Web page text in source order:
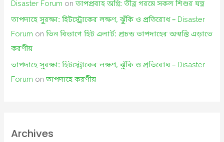
Disaster Forum onতাপপ্রবাহ অগ্নি: তীব্র গরমে সকল শিশুর যত্ন
তাপদাহে সুরক্ষা: হিটস্ট্রোকের লক্ষণ, ঝুঁকি ও প্রতিরোধ – Disaster
Forum onতিন বিভাগে হিট এলার্ট: প্রচন্ড তাপদাহের অস্বস্তি এড়াতে
করণীয়
তাপদাহে সুরক্ষা: হিটস্ট্রোকের লক্ষণ, ঝুঁকি ও প্রতিরোধ – Disaster
Forum onতাপদাহে করণীয়
Archives